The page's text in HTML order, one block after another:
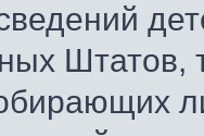
Штатов,